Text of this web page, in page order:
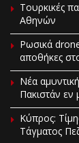
Τουρκικές
Αθηνών
Ρωσικά
αποθήκες
Νέα
Πακιστάν
Κύπρος:
Τάγματος